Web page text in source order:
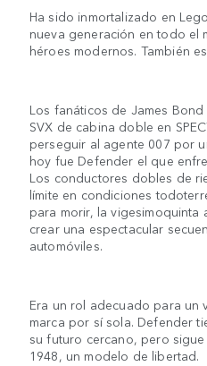
Ha sido inmortalizado en
nueva generación en todo el
héroes modernos. También
Los fanáticos de James
SVX de cabina doble en
perseguir al agente 007 por
hoy fue Defender el que
Los conductores dobles de
límite en condiciones
para morir, la vigesimoquinta
crear una espectacular
automóviles.
Era un rol adecuado para un
marca por sí sola. Defender
su futuro cercano, pero
1948, un modelo de libertad.